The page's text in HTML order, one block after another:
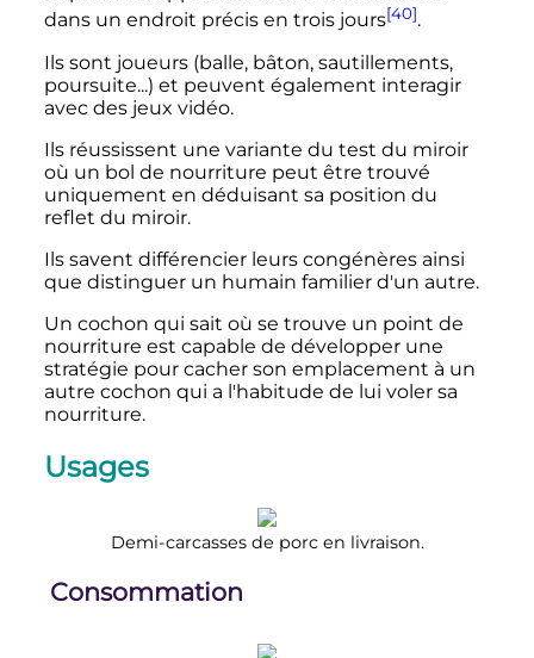
dans un endroit précis en trois jours[40].
Ils sont joueurs (balle, bâton, sautillements,
poursuite...) et peuvent également interagir
avec des jeux vidéo.
Ils réussissent une variante du test du miroir
où un bol de nourriture peut être trouvé
uniquement en déduisant sa position du
reflet du miroir.
Ils savent différencier leurs congénères ainsi
que distinguer un humain familier d'un autre.
Un cochon qui sait où se trouve un point de
nourriture est capable de développer une
stratégie pour cacher son emplacement à un
autre cochon qui a l'habitude de lui voler sa
nourriture.
Usages
Demi-carcasses de porc en livraison.
Consommation